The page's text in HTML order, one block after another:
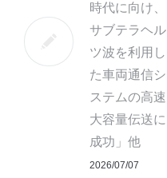
時代に向け、
サブテラヘル
ツ波を利用し
た車両通信シ
ステムの高速
大容量伝送に
成功」他
2026/07/07